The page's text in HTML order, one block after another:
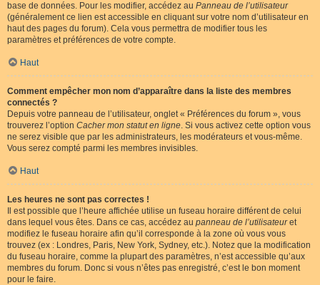
base de données. Pour les modifier, accédez au Panneau de l’utilisateur
(généralement ce lien est accessible en cliquant sur votre nom d’utilisateur en
haut des pages du forum). Cela vous permettra de modifier tous les
paramètres et préférences de votre compte.
Haut
Comment empêcher mon nom d’apparaître dans la liste des membres
connectés ?
Depuis votre panneau de l’utilisateur, onglet « Préférences du forum », vous
trouverez l’option Cacher mon statut en ligne. Si vous activez cette option vous
ne serez visible que par les administrateurs, les modérateurs et vous-même.
Vous serez compté parmi les membres invisibles.
Haut
Les heures ne sont pas correctes !
Il est possible que l’heure affichée utilise un fuseau horaire différent de celui
dans lequel vous êtes. Dans ce cas, accédez au panneau de l’utilisateuret
modifiez le fuseau horaire afin qu’il corresponde à la zone où vous vous
trouvez (ex : Londres, Paris, New York, Sydney, etc.). Notez que la modification
du fuseau horaire, comme la plupart des paramètres, n’est accessible qu’aux
membres du forum. Donc si vous n’êtes pas enregistré, c’est le bon moment
pour le faire.